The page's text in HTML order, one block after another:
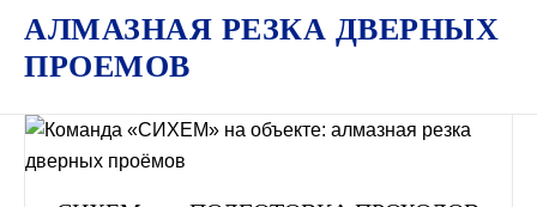
АЛМАЗНАЯ РЕЗКА ДВЕРНЫХ
ПРОЕМОВ